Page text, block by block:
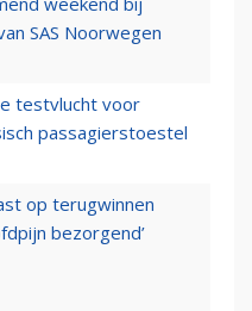
SAS Noorwegen
testvlucht voor
passagierstoestel
op terugwinnen
bezorgend’